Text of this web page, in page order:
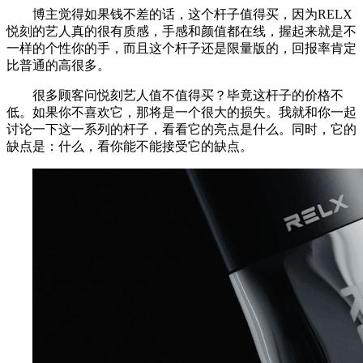
博主觉得如果钱不差的话，这个杆子值得买，因为RELX
悦刻的艺人真的很有质感，手感和颜值都在线，握起来就是不
一样的个性你的手，而且这个杆子还是限量版的，回报率肯定
比普通的高很多。
很多顾客问悦刻艺人值不值得买？毕竟这杆子的价格不
低。如果你不喜欢它，那将是一个很大的损失。我就和你一起
讨论一下这一系列的杆子，看看​​它的亮点是什么。同时，它的
缺点是：什么，看你能不能接受它的缺点。